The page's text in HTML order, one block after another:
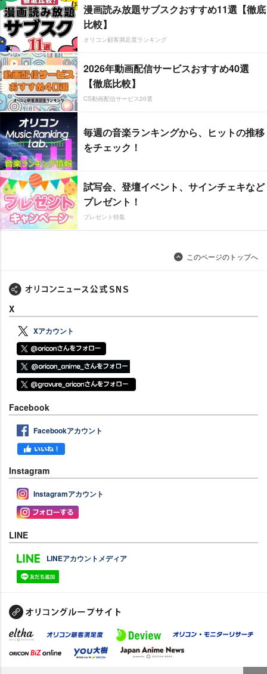
漫画読み放題サブスクおすすめ11選【徹底
比較】
オリコン顧客満足度ランキング
2026年動画配信サービスおすすめ40選
【徹底比較】
CS動画配信サービス20選
毎週の音楽ランキングから、ヒットの推移
をチェック！
試写会、登壇イベント、サインチェキなど
プレゼント！
プレゼント特集
このページのトップへ
X
Xアカウント
Facebook
Facebookアカウント
Instagram
Instagramアカウント
LINE
LINEアカウントメディア